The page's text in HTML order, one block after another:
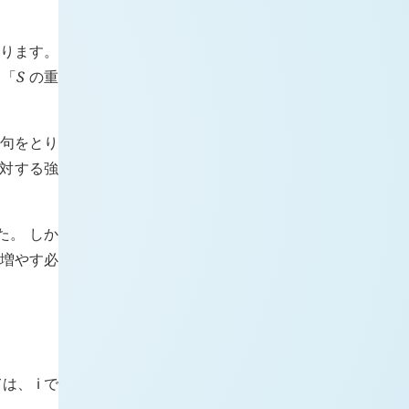
ます。
S の重
をとり
する強
。 しか
やす必
、 i で